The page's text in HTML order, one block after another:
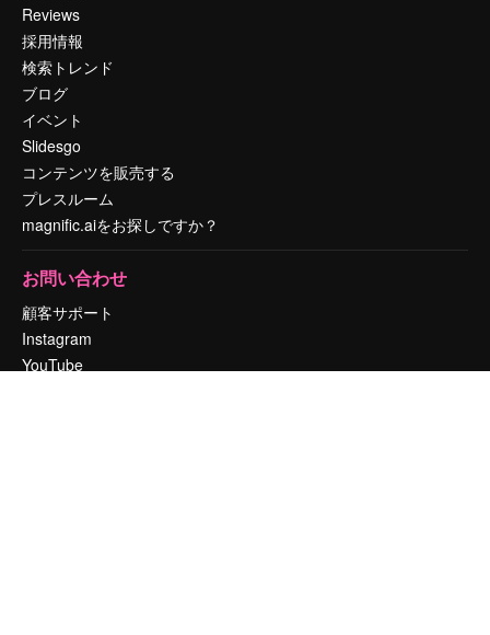
Reviews
採用情報
検索トレンド
ブログ
イベント
Slidesgo
コンテンツを販売する
プレスルーム
magnific.aiをお探しですか？
お問い合わせ
顧客サポート
Instagram
YouTube